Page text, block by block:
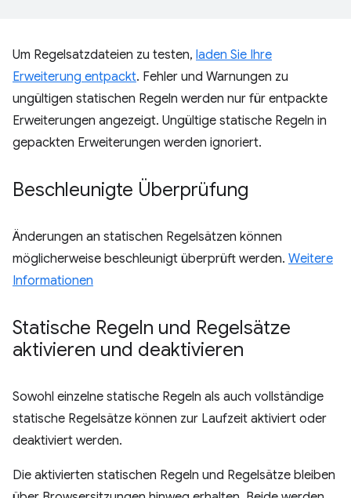
Um Regelsatzdateien zu testen, laden Sie Ihre
Erweiterung entpackt. Fehler und Warnungen zu
ungültigen statischen Regeln werden nur für entpackte
Erweiterungen angezeigt. Ungültige statische Regeln in
gepackten Erweiterungen werden ignoriert.
Beschleunigte Überprüfung
Änderungen an statischen Regelsätzen können
möglicherweise beschleunigt überprüft werden. Weitere
Informationen
Statische Regeln und Regelsätze
aktivieren und deaktivieren
Sowohl einzelne statische Regeln als auch vollständige
statische Regelsätze können zur Laufzeit aktiviert oder
deaktiviert werden.
Die aktivierten statischen Regeln und Regelsätze bleiben